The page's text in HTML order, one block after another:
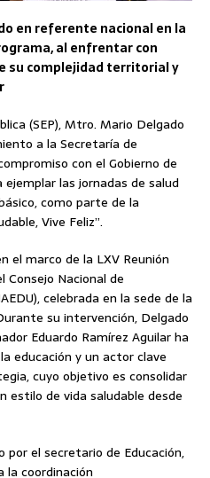
en referente nacional en la
al enfrentar con
su complejidad territorial y
(SEP), Mtro. Mario Delgado
a la Secretaría de
con el Gobierno de
las jornadas de salud
como parte de la
Vive Feliz”.
el marco de la LXV Reunión
Consejo Nacional de
celebrada en la sede de la
su intervención, Delgado
Eduardo Ramírez Aguilar ha
educación y un actor clave
cuyo objetivo es consolidar
estilo de vida saludable desde
el secretario de Educación,
la coordinación